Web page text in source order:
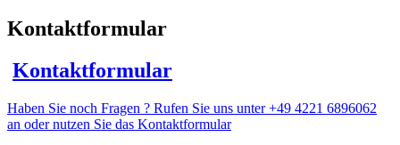
Kontaktformular
Kontaktformular
Haben Sie noch Fragen ? Rufen Sie uns unter +49 4221 6896062
an oder nutzen Sie das Kontaktformular